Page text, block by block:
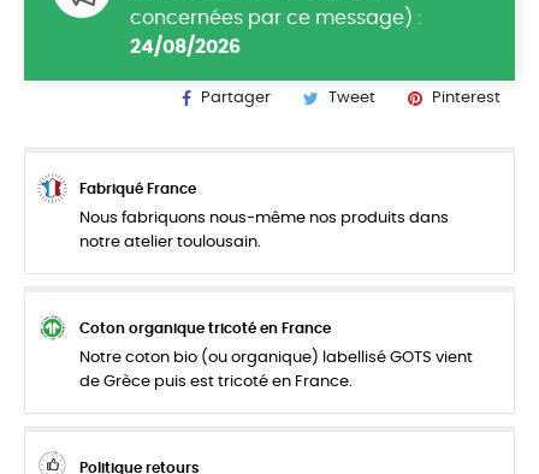
concernées par ce message) :
24/08/2026
Partager Tweet Pinterest
Fabriqué France
Nous fabriquons nous-même nos produits dans
notre atelier toulousain.
Coton organique tricoté en France
Notre coton bio (ou organique) labellisé GOTS vient
de Grèce puis est tricoté en France.
Politique retours